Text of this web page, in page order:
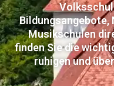
Bildungsangebote,
Musikschulen
finden Sie die
ruhigen und